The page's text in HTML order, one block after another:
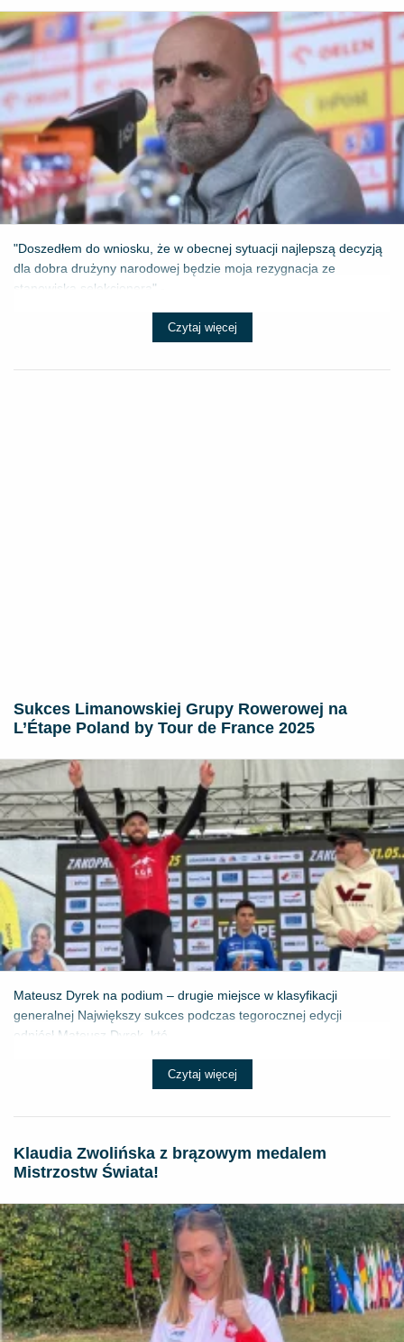
"Doszedłem do wniosku, że w obecnej sytuacji najlepszą decyzją
dla dobra drużyny narodowej będzie moja rezygnacja ze
stanowiska selekcjonera" - ...
Czytaj więcej
Sukces Limanowskiej Grupy Rowerowej na
L’Étape Poland by Tour de France 2025
Mateusz Dyrek na podium – drugie miejsce w klasyfikacji
generalnej Największy sukces podczas tegorocznej edycji
odniósł Mateusz Dyrek, któ...
Czytaj więcej
Klaudia Zwolińska z brązowym medalem
Mistrzostw Świata!